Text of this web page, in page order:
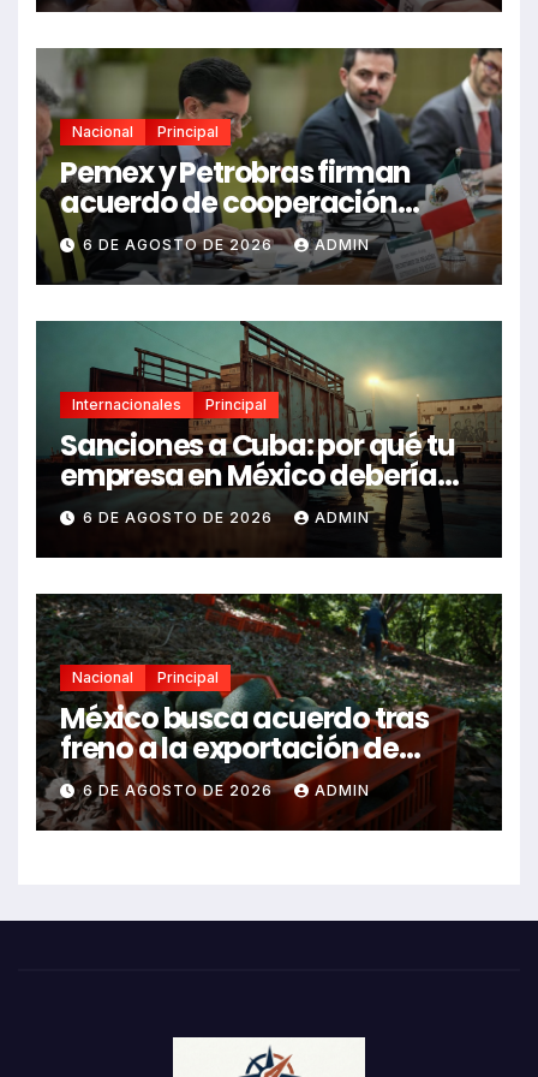
Nacional Principal
Pemex y Petrobras firman
acuerdo de cooperación
bilateral en Brasilia
6 DE AGOSTO DE 2026 ADMIN
Internacionales Principal
Sanciones a Cuba: por qué tu
empresa en México debería
revisarlas
6 DE AGOSTO DE 2026 ADMIN
Nacional Principal
México busca acuerdo tras
freno a la exportación de
aguacate michoacano
6 DE AGOSTO DE 2026 ADMIN